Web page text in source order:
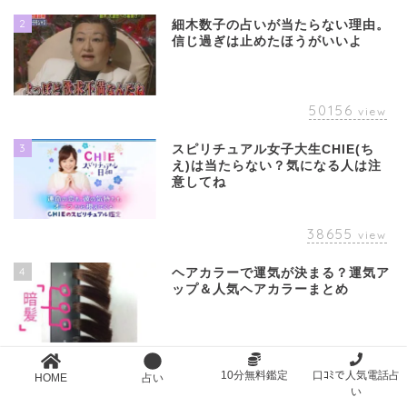
2
細木数子の占いが当たらない理由。
信じ過ぎは止めたほうがいいよ
50156 view
3
スピリチュアル女子大生CHIE(ち
え)は当たらない？気になる人は注
意してね
38655 view
4
ヘアカラーで運気が決まる？運気ア
ップ＆人気ヘアカラーまとめ
35615view
独学で占いを学ぶ超具体的な方法。
HOME 占い 10分無料鑑定
口ｺﾐで人気電話占
い